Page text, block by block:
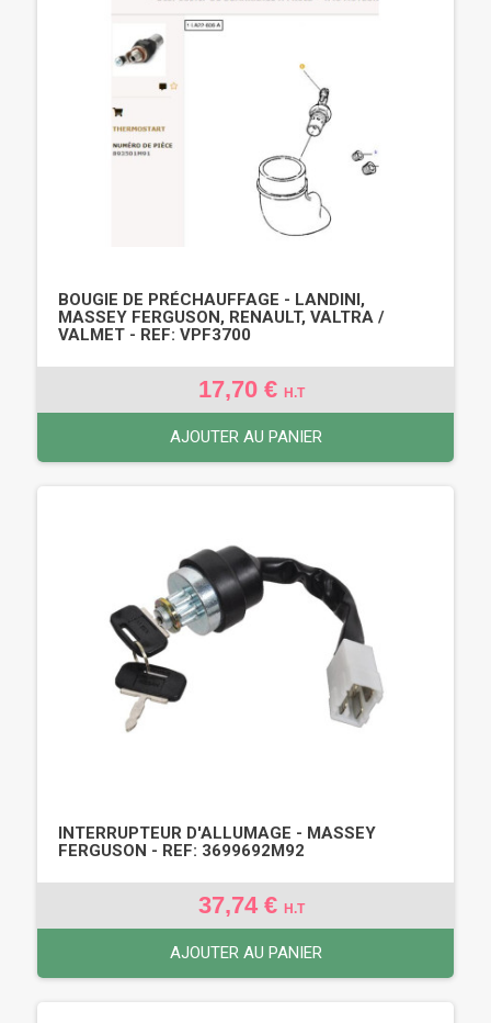
BOUGIE DE PRÉCHAUFFAGE - LANDINI,
MASSEY FERGUSON, RENAULT, VALTRA /
VALMET - REF: VPF3700
17,70 € H.T
AJOUTER AU PANIER
INTERRUPTEUR D'ALLUMAGE - MASSEY
FERGUSON - REF: 3699692M92
37,74 € H.T
AJOUTER AU PANIER